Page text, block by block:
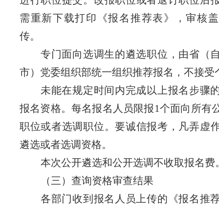
需重新下载打印《报名推荐表》，审核
传。
专门面向选调生的遴选职位，由省（
市）党委组织部统一组织推荐报名，不接受
未能在规定时间内完成以上报名步骤
报名资格。每名报名人员限报 1个面向所有
职位或者选调职位。要诚信报考，凡弄虚
遴选或者选调资格。
本次公开遴选和公开选调不收取报名费
（三）查询资格审查结果
各部门收到报名人员上传的《报名推